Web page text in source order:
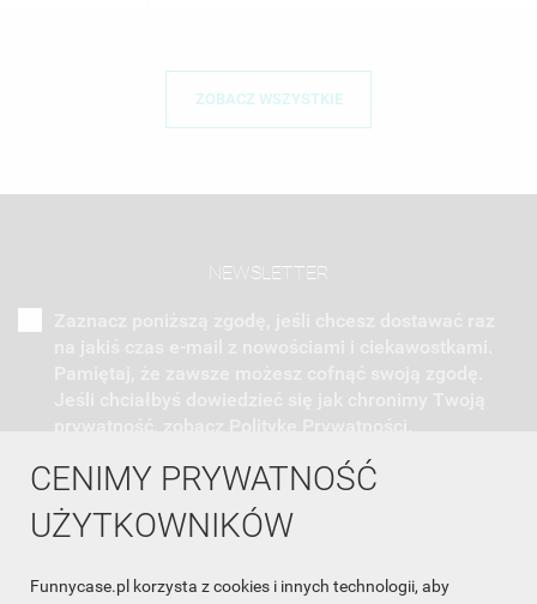
CENIMY PRYWATNOŚĆ
UŻYTKOWNIKÓW
Funnycase.pl korzysta z cookies i innych technologii, aby
ZOBACZ WSZYSTKIE
NEWSLETTER
INFORMACJA O SKLEPIE